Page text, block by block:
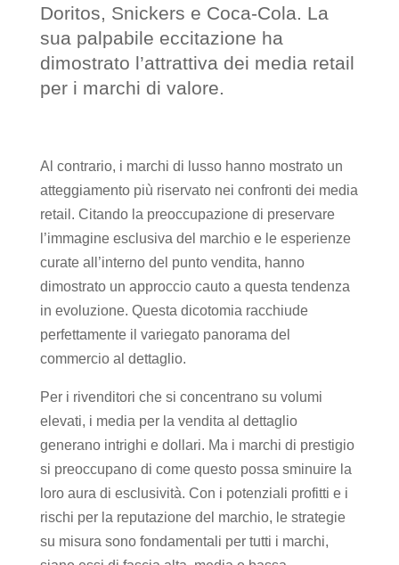
Doritos, Snickers e Coca-Cola. La
sua palpabile eccitazione ha
dimostrato l’attrattiva dei media retail
per i marchi di valore.
Al contrario, i marchi di lusso hanno mostrato un
atteggiamento più riservato nei confronti dei media
retail. Citando la preoccupazione di preservare
l’immagine esclusiva del marchio e le esperienze
curate all’interno del punto vendita, hanno
dimostrato un approccio cauto a questa tendenza
in evoluzione. Questa dicotomia racchiude
perfettamente il variegato panorama del
commercio al dettaglio.
Per i rivenditori che si concentrano su volumi
elevati, i media per la vendita al dettaglio
generano intrighi e dollari. Ma i marchi di prestigio
si preoccupano di come questo possa sminuire la
loro aura di esclusività. Con i potenziali profitti e i
rischi per la reputazione del marchio, le strategie
su misura sono fondamentali per tutti i marchi,